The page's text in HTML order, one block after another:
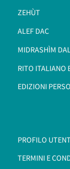
ZEHÙT
ALEF DAC
MIDRASHÌM
RITO ITALIANO
EDIZIONI
PROFILO
TERMINI E